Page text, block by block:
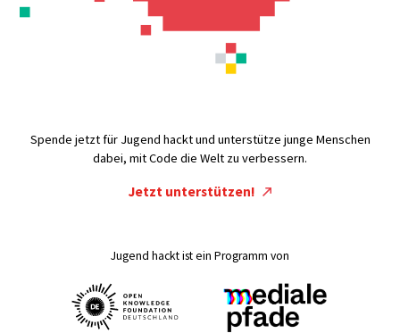
Spende jetzt für Jugend hackt und unterstütze junge Menschen
dabei, mit Code die Welt zu verbessern.
Jetzt unterstützen!
Jugend hackt ist ein Programm von